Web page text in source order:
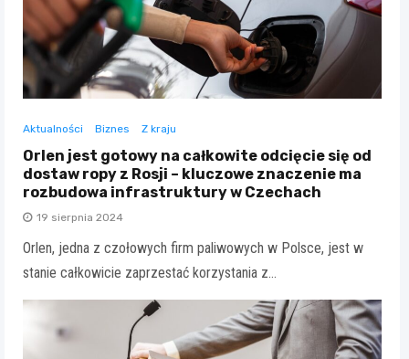
Aktualności Biznes Z kraju
Orlen jest gotowy na całkowite odcięcie się od
dostaw ropy z Rosji – kluczowe znaczenie ma
rozbudowa infrastruktury w Czechach
19 sierpnia 2024
Orlen, jedna z czołowych firm paliwowych w Polsce, jest w
stanie całkowicie zaprzestać korzystania z…